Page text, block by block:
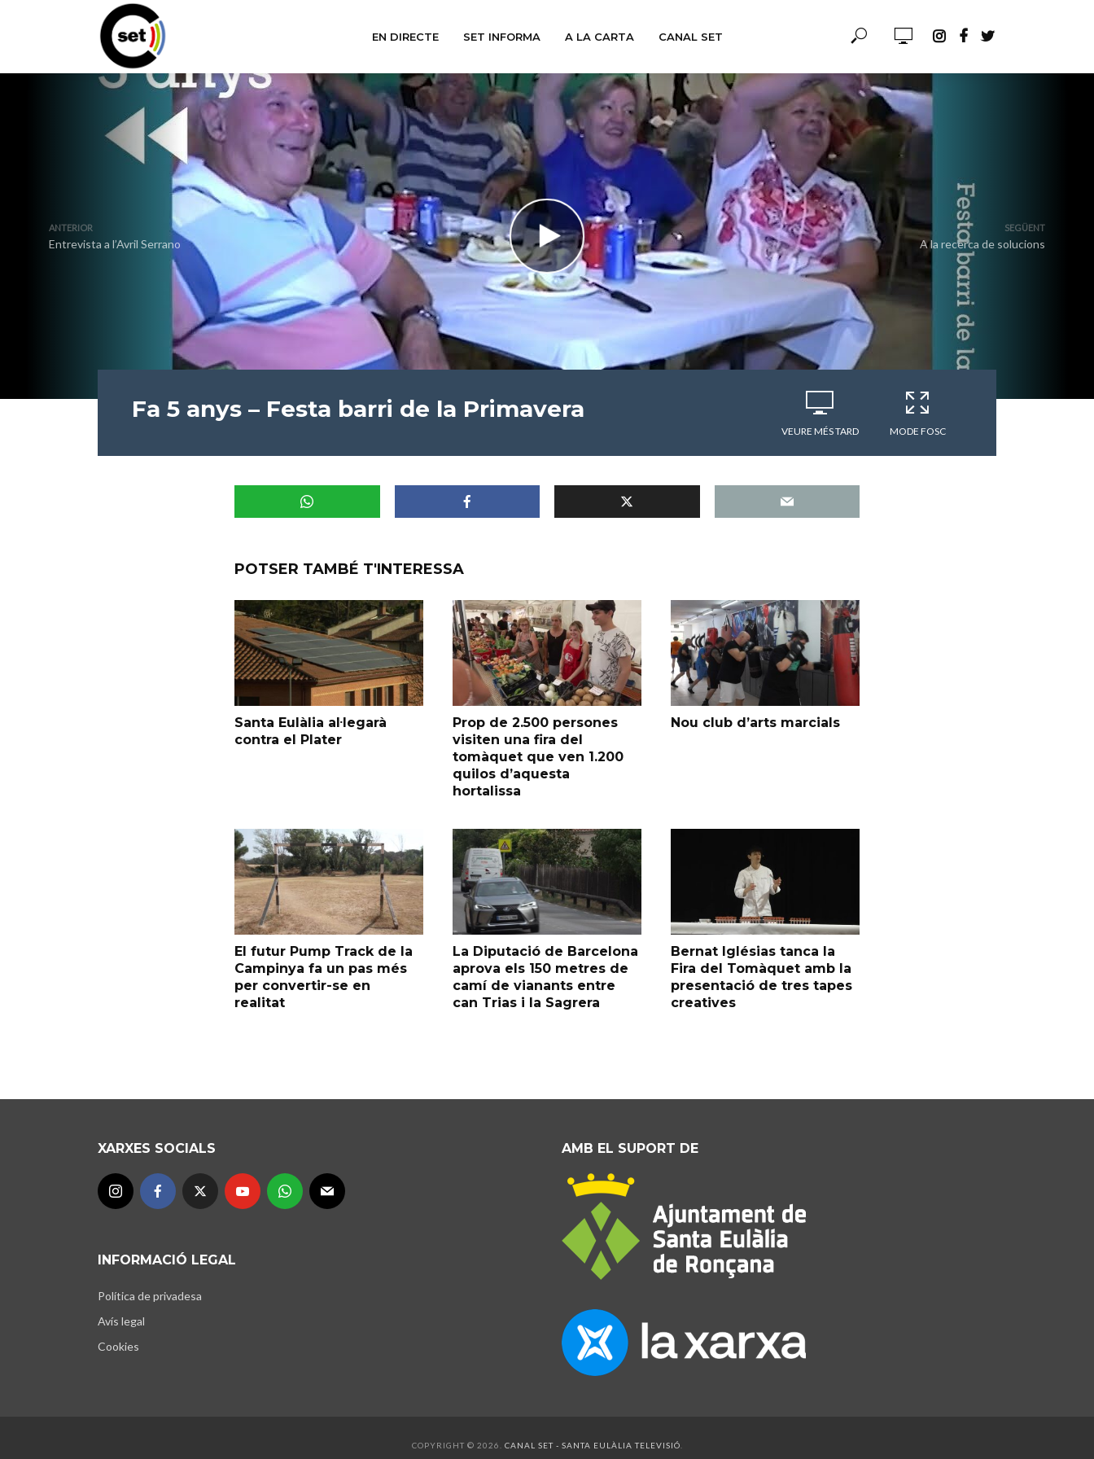
EN DIRECTE SET INFORMA A LA CARTA CANAL SET
ANTERIOR
Entrevista a l’Avril Serrano
SEGÜENT
A la recerca de solucions
Fa 5 anys – Festa barri de la Primavera
VEURE MÉS TARD MODE FOSC
POTSER TAMBÉ T'INTERESSA
Santa Eulàlia al·legarà
contra el Plater
Prop de 2.500 persones
visiten una fira del
tomàquet que ven 1.200
quilos d’aquesta
hortalissa
Nou club d’arts marcials
El futur Pump Track de la
Campinya fa un pas més
per convertir-se en
realitat
La Diputació de Barcelona
aprova els 150 metres de
camí de vianants entre
can Trias i la Sagrera
Bernat Iglésias tanca la
Fira del Tomàquet amb la
presentació de tres tapes
creatives
XARXES SOCIALS
INFORMACIÓ LEGAL
Política de privadesa
Avís legal
Cookies
AMB EL SUPORT DE
COPYRIGHT © 2026. CANAL SET - SANTA EULÀLIA TELEVISIÓ